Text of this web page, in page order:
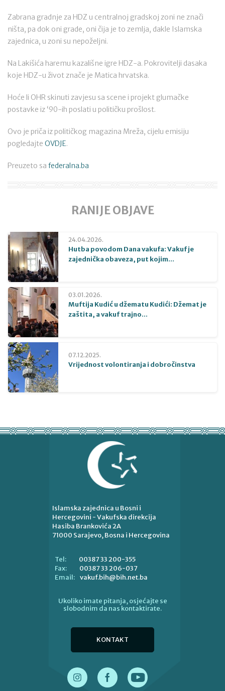
Zabrana gradnje za HDZ u centralnoj gradskoj zoni ne znači
ništa, pa dok oni grade, oni čija je to zemlja, dakle Islamska
zajednica, u zoni su nepoželjni.
Na Lakišića haremu kazališne igre HDZ-a. Pokrovitelji dasaka
koje HDZ-u život znače je Matica hrvatska.
Hoće li OHR skinuti zavjesu sa scene i projekt glumačke
postavke iz ‘90-ih poslati u političku prošlost.
Ovo je priča iz političkog magazina Mreža, cijelu emisiju
pogledajte OVDJE.
Preuzeto sa federalna.ba
RANIJE OBJAVE
24.04.2026.
Hutba povodom Dana vakufa: Vakuf je
zajednička obaveza, put kojim...
03.01.2026.
Muftija Kudić u džematu Kudići: Džemat je
zaštita, a vakuf trajno...
07.12.2025.
Vrijednost volontiranja i dobročinstva
Islamska zajednica u Bosni i
Hercegovini - Vakufska direkcija
Hasiba Brankovića 2A
71000 Sarajevo, Bosna i Hercegovina
Tel:
00387 33 200-355
Fax:
00387 33 206-037
Email: vakuf.bih@bih.net.ba
Ukoliko imate pitanja, osjećajte se
slobodnim da nas kontaktirate.
KONTAKT